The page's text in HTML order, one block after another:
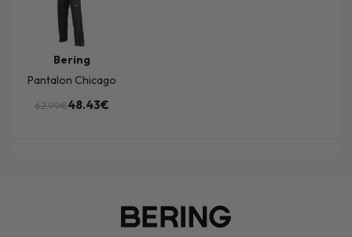
Bering
Pantalon Chicago
62.99€48.43€